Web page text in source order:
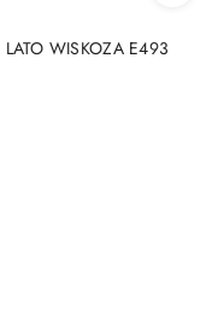
WISKOZA E493